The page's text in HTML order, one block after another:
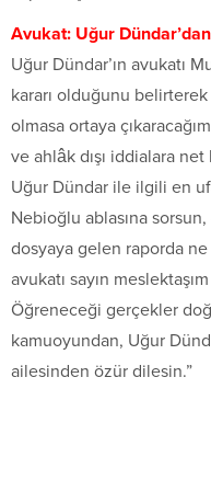
Avukat: Uğur
Uğur Dündar’ın avukatı
kararı olduğunu belirterek
olmasa ortaya
ve ahlâk dışı iddialara
Uğur Dündar ile ilgili en
Nebioğlu ablasına
dosyaya gelen raporda
avukatı sayın
Öğreneceği gerçekler
kamuoyundan, Uğur
ailesinden özür dilesin.”